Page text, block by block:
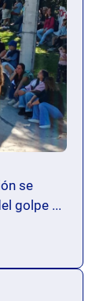
se
golpe ...